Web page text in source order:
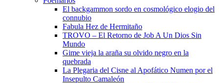
El backgammon sordo en cosmológico elogio del
connubio
Fabula Hez de Hermitaño
TROVO – El Retorno de Job A Un Dios Sin
Mundo
Gime vieja la araña su olvido negro en la
quebrada
La Plegaria del Cisne al Apofático Numen por el
Insepulto Camaleón